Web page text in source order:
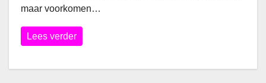
maar voorkomen…
Lees verder